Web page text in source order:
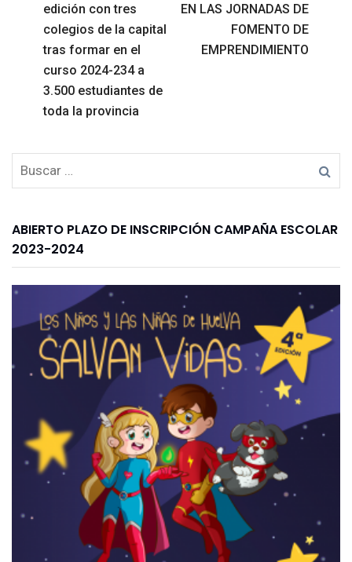
edición con tres
colegios de la capital
tras formar en el
curso 2024-234 a
3.500 estudiantes de
toda la provincia
EN LAS JORNADAS DE
FOMENTO DE
EMPRENDIMIENTO
ABIERTO PLAZO DE INSCRIPCIÓN CAMPAÑA ESCOLAR
2023-2024